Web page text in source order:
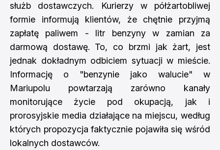
służb dostawczych. Kurierzy w półżartobliwej
formie informują klientów, że chętnie przyjmą
zapłatę paliwem - litr benzyny w zamian za
darmową dostawę. To, co brzmi jak żart, jest
jednak dokładnym odbiciem sytuacji w mieście.
Informację o "benzynie jako walucie" w
Mariupolu powtarzają zarówno kanały
monitorujące życie pod okupacją, jak i
prorosyjskie media działające na miejscu, według
których propozycja faktycznie pojawiła się wśród
lokalnych dostawców.